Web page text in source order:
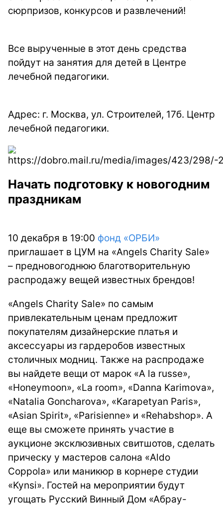
сюрпризов, конкурсов и развлечений!
Все вырученные в этот день средства
пойдут на занятия для детей в Центре
лечебной педагогики.
Адрес: г. Москва, ул. Строителей, 17б. Центр
лечебной педагогики.
Начать подготовку к новогодним
праздникам
10 декабря в 19:00 фонд «ОРБИ»
приглашает в ЦУМ на «Angels Charity Sale»
– предновогоднюю благотворительную
распродажу вещей известных брендов!
«Angels Charity Sale» по самым
привлекательным ценам предложит
покупателям дизайнерские платья и
аксессуары из гардеробов известных
столичных модниц. Также на распродаже
вы найдете вещи от марок «A la russe»,
«Honeymoon», «La room», «Danna Karimova»,
«Natalia Goncharova», «Karapetyan Paris»,
«Asian Spirit», «Parisienne» и «Rehabshop». А
еще вы сможете принять участие в
аукционе эксклюзивных свитшотов, сделать
прическу у мастеров салона «Aldo
Coppola» или маникюр в корнере студии
«Kynsi». Гостей на мероприятии будут
угощать Русский Винный Дом «Абрау-